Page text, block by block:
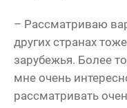
– Рассматриваю
других странах
зарубежья. Более
мне очень
рассматривать